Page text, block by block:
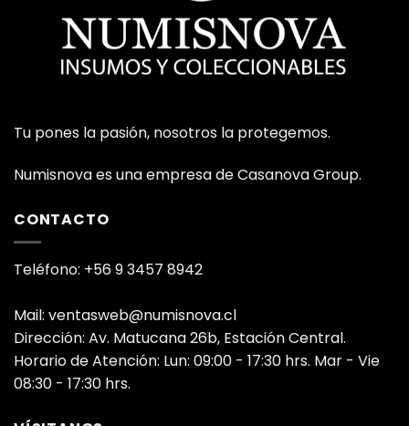
Tu pones la pasión, nosotros la protegemos.
Numisnova es una empresa de Casanova Group.
CONTACTO
Teléfono: +56 9 3457 8942
Mail: ventasweb@numisnova.cl
Dirección: Av. Matucana 26b, Estación Central.
Horario de Atención: Lun: 09:00 - 17:30 hrs. Mar - Vie
08:30 - 17:30 hrs.